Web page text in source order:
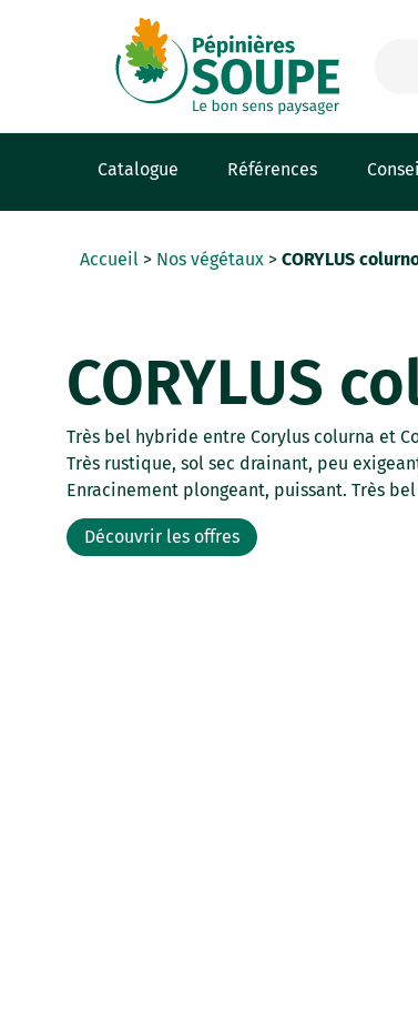
Catalogue Références
Accueil > Nos végétaux >CORYLUS
CORYLUS
Très bel hybride entre Corylus colurna et
Très rustique, sol sec drainant, peu
Enracinement plongeant, puissant. Très
Découvrir les offres